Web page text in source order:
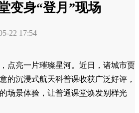
变身“登月”现场
22 17:54
点亮一片璀璨星河。近日，诸城市贾
的沉浸式航天科普课收获广泛好评，
场景体验，让普通课堂焕发别样光